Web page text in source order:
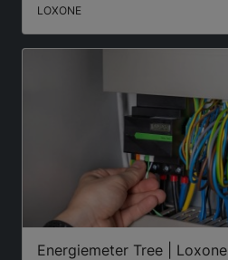
LOXONE
Energiemeter Tree | Loxone